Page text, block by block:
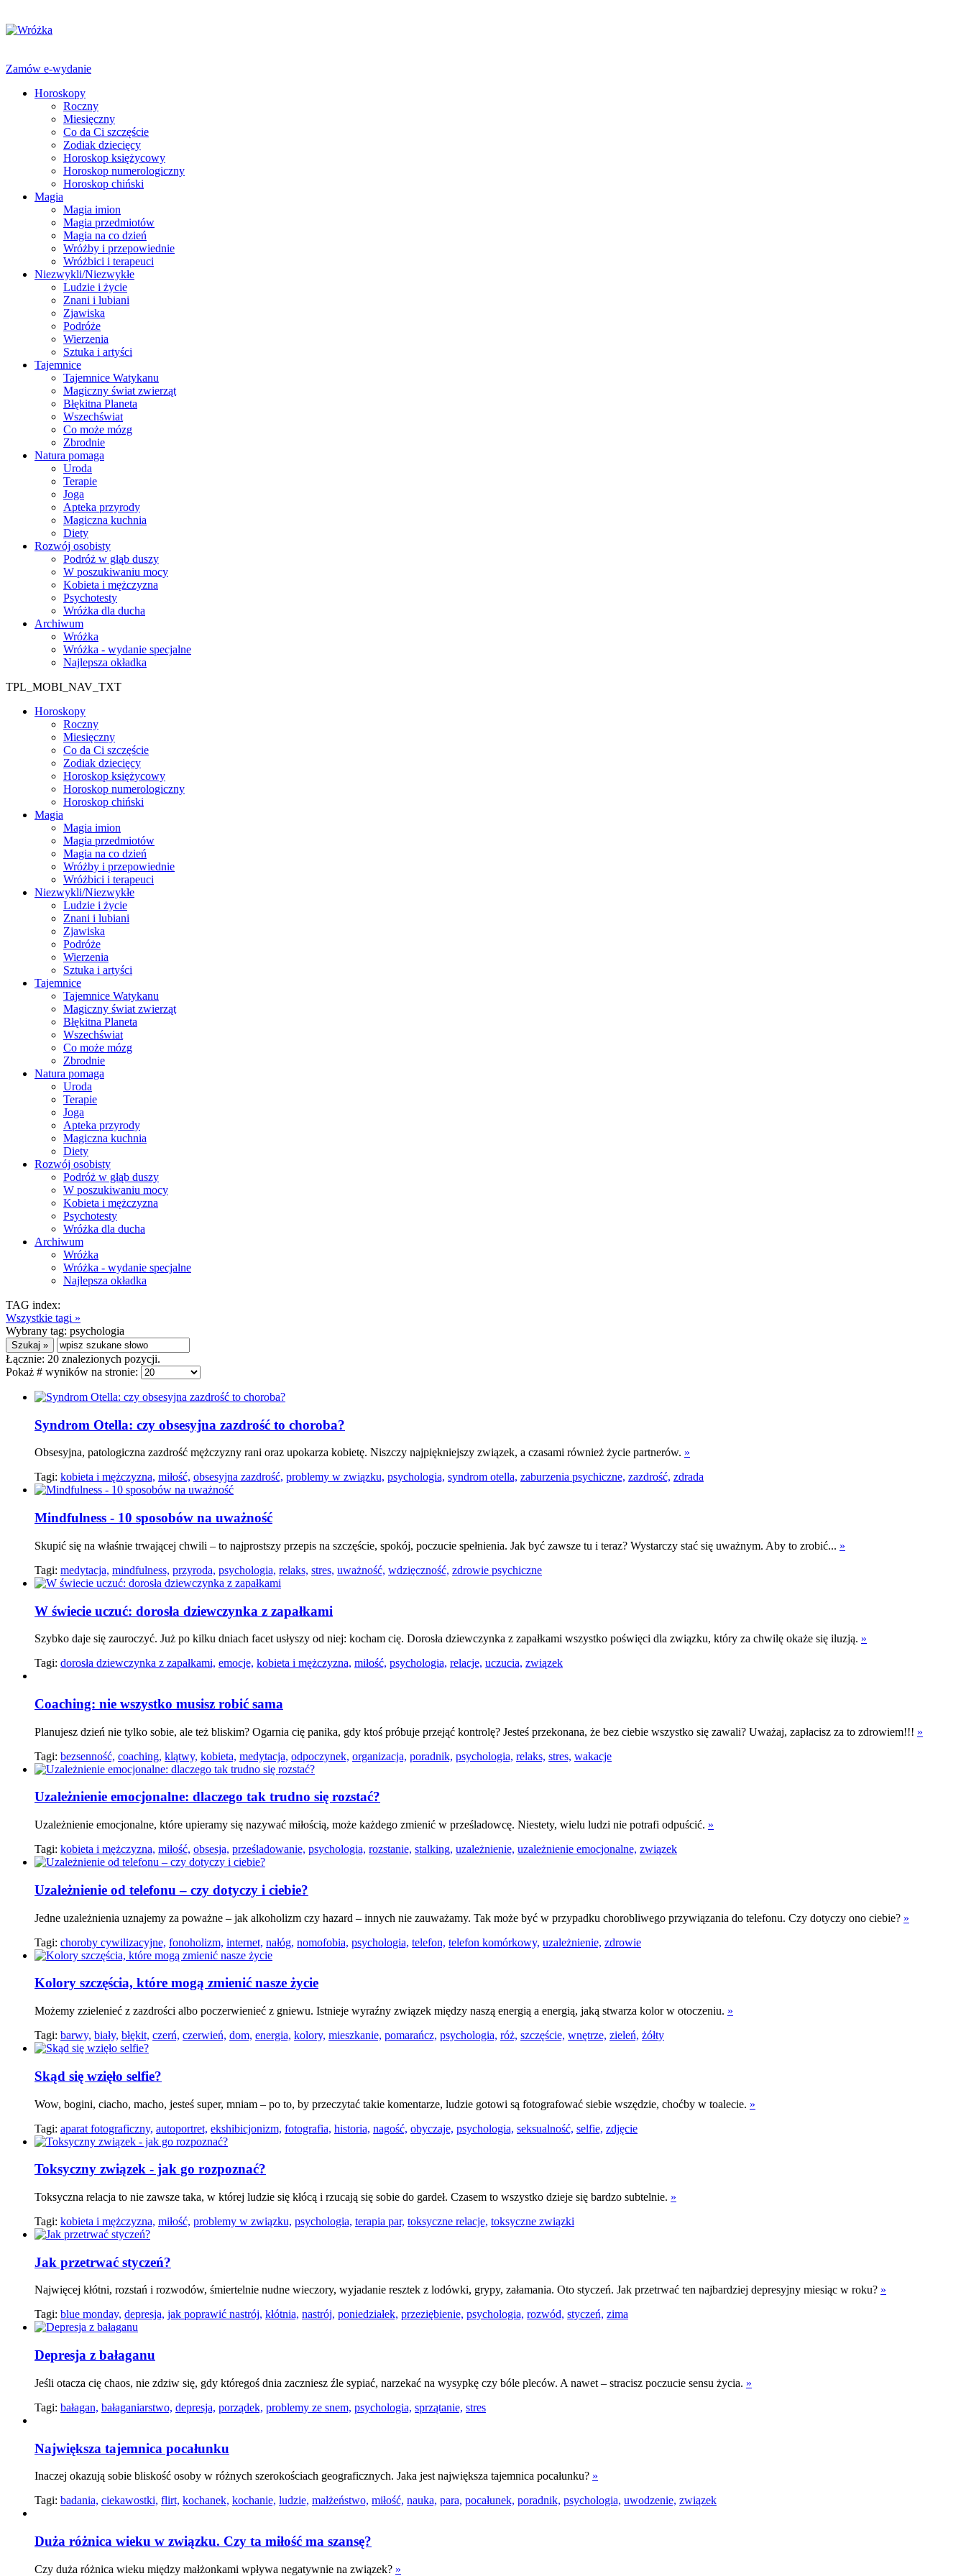
Zamów e-wydanie
Horoskopy
Roczny
Miesięczny
Co da Ci szczęście
Zodiak dziecięcy
Horoskop księżycowy
Horoskop numerologiczny
Horoskop chiński
Magia
Magia imion
Magia przedmiotów
Magia na co dzień
Wróżby i przepowiednie
Wróżbici i terapeuci
Niezwykli/Niezwykłe
Ludzie i życie
Znani i lubiani
Zjawiska
Podróże
Wierzenia
Sztuka i artyści
Tajemnice
Tajemnice Watykanu
Magiczny świat zwierząt
Błękitna Planeta
Wszechświat
Co może mózg
Zbrodnie
Natura pomaga
Uroda
Terapie
Joga
Apteka przyrody
Magiczna kuchnia
Diety
Rozwój osobisty
Podróż w głąb duszy
W poszukiwaniu mocy
Kobieta i mężczyzna
Psychotesty
Wróżka dla ducha
Archiwum
Wróżka
Wróżka - wydanie specjalne
Najlepsza okładka
TPL_MOBI_NAV_TXT
Horoskopy
Roczny
Miesięczny
Co da Ci szczęście
Zodiak dziecięcy
Horoskop księżycowy
Horoskop numerologiczny
Horoskop chiński
Magia
Magia imion
Magia przedmiotów
Magia na co dzień
Wróżby i przepowiednie
Wróżbici i terapeuci
Niezwykli/Niezwykłe
Ludzie i życie
Znani i lubiani
Zjawiska
Podróże
Wierzenia
Sztuka i artyści
Tajemnice
Tajemnice Watykanu
Magiczny świat zwierząt
Błękitna Planeta
Wszechświat
Co może mózg
Zbrodnie
Natura pomaga
Uroda
Terapie
Joga
Apteka przyrody
Magiczna kuchnia
Diety
Rozwój osobisty
Podróż w głąb duszy
W poszukiwaniu mocy
Kobieta i mężczyzna
Psychotesty
Wróżka dla ducha
Archiwum
Wróżka
Wróżka - wydanie specjalne
Najlepsza okładka
TAG index:
Wszystkie tagi »
Wybrany tag: psychologia
Łącznie: 20 znalezionych pozycji.
Pokaż # wyników na stronie:
Syndrom Otella: czy obsesyjna zazdrość to choroba?
Obsesyjna, patologiczna zazdrość mężczyzny rani oraz upokarza kobietę. Niszczy najpiękniejszy związek, a czasami również życie partnerów. »
Tagi: kobieta i mężczyzna, miłość, obsesyjna zazdrość, problemy w związku, psychologia, syndrom otella, zaburzenia psychiczne, zazdrość, zdrada
Mindfulness - 10 sposobów na uważność
Skupić się na właśnie trwającej chwili – to najprostszy przepis na szczęście, spokój, poczucie spełnienia. Jak być zawsze tu i teraz? Wystarczy stać się uważnym. Aby to zrobić... »
Tagi: medytacja, mindfulness, przyroda, psychologia, relaks, stres, uważność, wdzięczność, zdrowie psychiczne
W świecie uczuć: dorosła dziewczynka z zapałkami
Szybko daje się zauroczyć. Już po kilku dniach facet usłyszy od niej: kocham cię. Dorosła dziewczynka z zapałkami wszystko poświęci dla związku, który za chwilę okaże się iluzją. »
Tagi: dorosła dziewczynka z zapałkami, emocje, kobieta i mężczyzna, miłość, psychologia, relacje, uczucia, związek
Coaching: nie wszystko musisz robić sama
Planujesz dzień nie tylko sobie, ale też bliskim? Ogarnia cię panika, gdy ktoś próbuje przejąć kontrolę? Jesteś przekonana, że bez ciebie wszystko się zawali? Uważaj, zapłacisz za to zdrowiem!!! »
Tagi: bezsenność, coaching, klątwy, kobieta, medytacja, odpoczynek, organizacja, poradnik, psychologia, relaks, stres, wakacje
Uzależnienie emocjonalne: dlaczego tak trudno się rozstać?
Uzależnienie emocjonalne, które upieramy się nazywać miłością, może każdego zmienić w prześladowcę. Niestety, wielu ludzi nie potrafi odpuścić. »
Tagi: kobieta i mężczyzna, miłość, obsesja, prześladowanie, psychologia, rozstanie, stalking, uzależnienie, uzależnienie emocjonalne, związek
Uzależnienie od telefonu – czy dotyczy i ciebie?
Jedne uzależnienia uznajemy za poważne – jak alkoholizm czy hazard – innych nie zauważamy. Tak może być w przypadku chorobliwego przywiązania do telefonu. Czy dotyczy ono ciebie? »
Tagi: choroby cywilizacyjne, fonoholizm, internet, nałóg, nomofobia, psychologia, telefon, telefon komórkowy, uzależnienie, zdrowie
Kolory szczęścia, które mogą zmienić nasze życie
Możemy zzielenieć z zazdrości albo poczerwienieć z gniewu. Istnieje wyraźny związek między naszą energią a energią, jaką stwarza kolor w otoczeniu. »
Tagi: barwy, biały, błękit, czerń, czerwień, dom, energia, kolory, mieszkanie, pomarańcz, psychologia, róż, szczęście, wnętrze, zieleń, żółty
Skąd się wzięło selfie?
Wow, bogini, ciacho, macho, jesteś super, mniam – po to, by przeczytać takie komentarze, ludzie gotowi są fotografować siebie wszędzie, choćby w toalecie. »
Tagi: aparat fotograficzny, autoportret, ekshibicjonizm, fotografia, historia, nagość, obyczaje, psychologia, seksualność, selfie, zdjęcie
Toksyczny związek - jak go rozpoznać?
Toksyczna relacja to nie zawsze taka, w której ludzie się kłócą i rzucają się sobie do gardeł. Czasem to wszystko dzieje się bardzo subtelnie. »
Tagi: kobieta i mężczyzna, miłość, problemy w związku, psychologia, terapia par, toksyczne relacje, toksyczne związki
Jak przetrwać styczeń?
Najwięcej kłótni, rozstań i rozwodów, śmiertelnie nudne wieczory, wyjadanie resztek z lodówki, grypy, załamania. Oto styczeń. Jak przetrwać ten najbardziej depresyjny miesiąc w roku? »
Tagi: blue monday, depresja, jak poprawić nastrój, kłótnia, nastrój, poniedziałek, przeziębienie, psychologia, rozwód, styczeń, zima
Depresja z bałaganu
Jeśli otacza cię chaos, nie zdziw się, gdy któregoś dnia zaczniesz źle sypiać, narzekać na wysypkę czy bóle pleców. A nawet – stracisz poczucie sensu życia. »
Tagi: bałagan, bałaganiarstwo, depresja, porządek, problemy ze snem, psychologia, sprzątanie, stres
Największa tajemnica pocałunku
Inaczej okazują sobie bliskość osoby w różnych szerokościach geograficznych. Jaka jest największa tajemnica pocałunku? »
Tagi: badania, ciekawostki, flirt, kochanek, kochanie, ludzie, małżeństwo, miłość, nauka, para, pocałunek, poradnik, psychologia, uwodzenie, związek
Duża różnica wieku w związku. Czy ta miłość ma szansę?
Czy duża różnica wieku między małżonkami wpływa negatywnie na związek? »